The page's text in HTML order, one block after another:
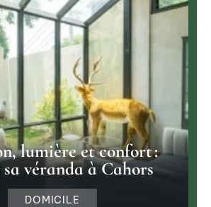
lumière et confort :
véranda à Cahors
DOMICILE